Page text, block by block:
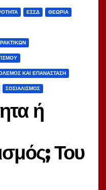
ΕΣΣΔ ΘΕΩΡΊΑ
ΚΑΙ ΕΠΑΝΆΣΤΑΣΗ
ΣΟΣΙΑΛΙΣΜΌΣ
ή
Του